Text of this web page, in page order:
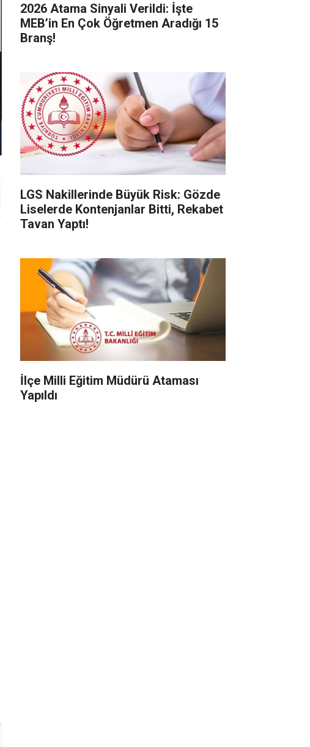
2026 Atama Sinyali Verildi: İşte
MEB’in En Çok Öğretmen Aradığı 15
Branş!
LGS Nakillerinde Büyük Risk: Gözde
Liselerde Kontenjanlar Bitti, Rekabet
Tavan Yaptı!
İlçe Milli Eğitim Müdürü Ataması
Yapıldı